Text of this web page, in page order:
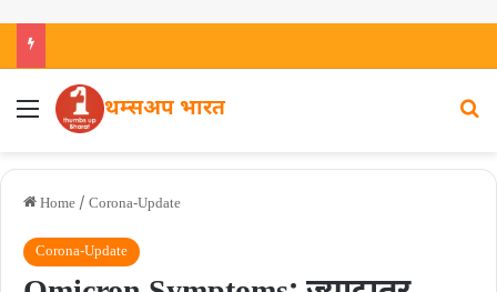
थम्सअप भारत
Home / Corona-Update
Corona-Update